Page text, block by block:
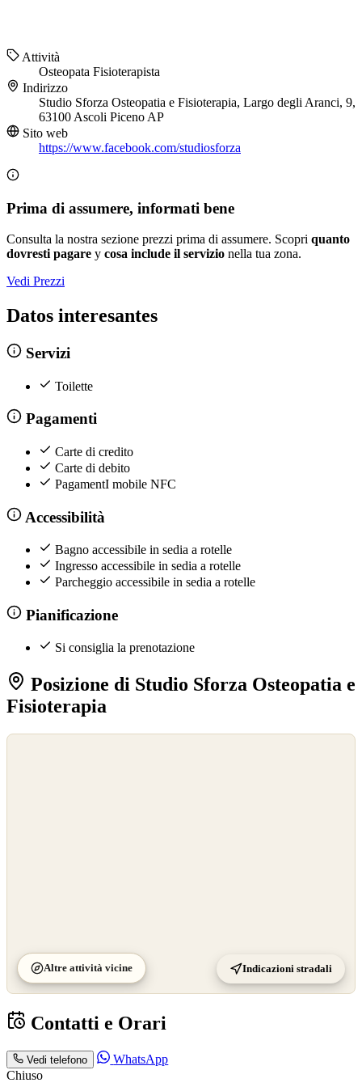
Attività
Osteopata Fisioterapista
Indirizzo
Studio Sforza Osteopatia e Fisioterapia, Largo degli Aranci, 9,
63100 Ascoli Piceno AP
Sito web
https://www.facebook.com/studiosforza
Prima di assumere, informati bene
Consulta la nostra sezione prezzi prima di assumere. Scopri quanto
dovresti pagare y cosa include il servizio nella tua zona.
Vedi Prezzi
Datos interesantes
Servizi
Toilette
Pagamenti
Carte di credito
Carte di debito
PagamentI mobile NFC
Accessibilità
Bagno accessibile in sedia a rotelle
Ingresso accessibile in sedia a rotelle
Parcheggio accessibile in sedia a rotelle
Pianificazione
Si consiglia la prenotazione
Posizione di Studio Sforza Osteopatia e
Fisioterapia
Altre attività vicine Indicazioni stradali
Contatti e Orari
Vedi telefono
WhatsApp
Chiuso